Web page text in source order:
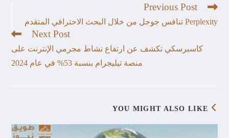
Previous Post
Perplexity تنافس جوجل من خلال البحث الاحترافي المتقدم
Next Post
كاسبرسكي تكشف عن ارتفاع نشاط مجرمي الإنترنت على
منصة تيليجرام بنسبة 53% في عام 2024
YOU MIGHT ALSO LIKE